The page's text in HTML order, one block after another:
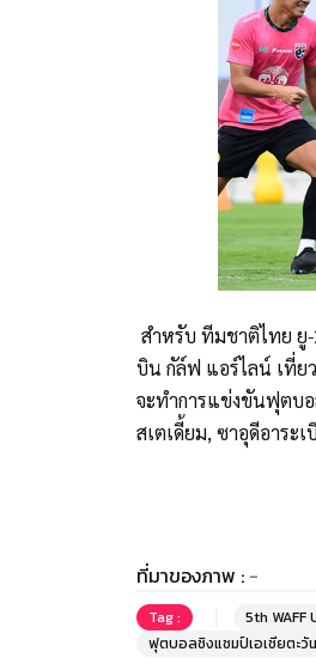
สำหรับ ทีมชาติไทย ยู-
บิน กัล์ฟ แอร์ไลน์ เที่ย
จะทำการแข่งขันฟุตบ
สเตเดี้ยม, ซาอุดีอาระ
ที่มาของภาพ : -
Tag : 5th
ฟุตบอลชิงแชมป์เอเชียตะวั